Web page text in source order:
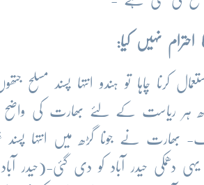
نہیں کیا:
کرنا چاہا تو ہندو انتہا پسند مسلح
گڑھ ہر ریاست کے لئے بھارت کی
بھارت نے جونا گڑھ میں انتہا
یہی دھمکی حیدر آباد کو دی گئی-(حیدر